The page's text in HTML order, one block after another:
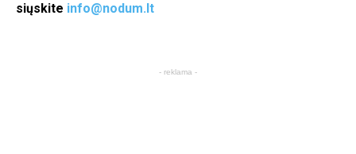
siųskite info@nodum.lt
- reklama -